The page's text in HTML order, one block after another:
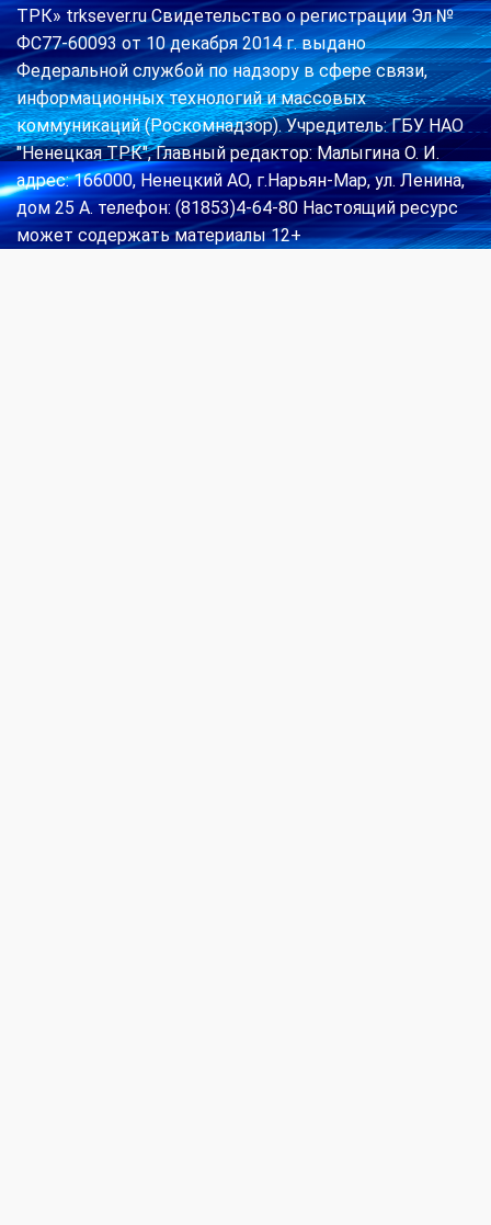
ТРК» trksever.ru Свидетельство о регистрации Эл №
ФС77-60093 от 10 декабря 2014 г. выдано
Федеральной службой по надзору в сфере связи,
информационных технологий и массовых
коммуникаций (Роскомнадзор). Учредитель: ГБУ НАО
"Ненецкая ТРК", Главный редактор: Малыгина О. И.
адрес: 166000, Ненецкий АО, г.Нарьян-Мар, ул. Ленина,
дом 25 А. телефон: (81853)4-64-80 Настоящий ресурс
может содержать материалы 12+